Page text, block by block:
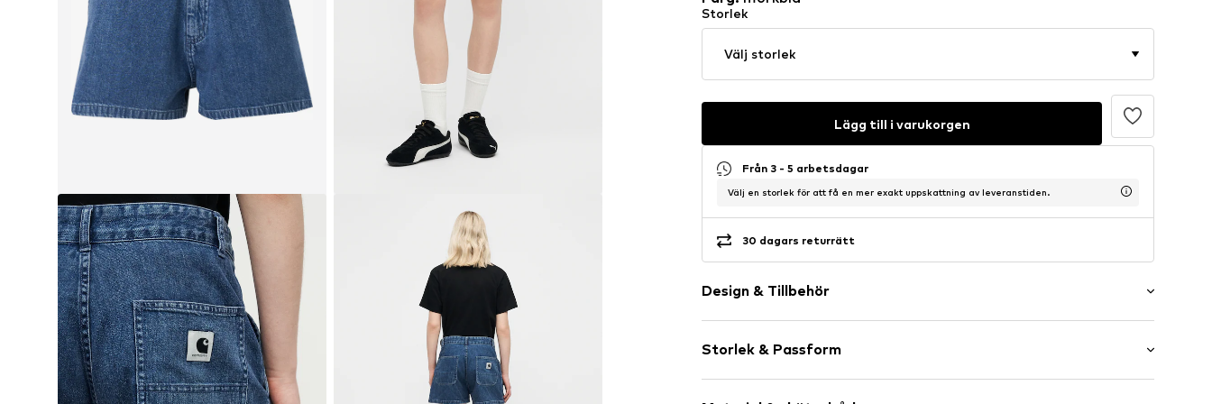
Storlek
Välj storlek
Lägg till i varukorgen
Från 3 - 5 arbetsdagar
Välj en storlek för att få en mer exakt uppskattning av leveranstiden.
30 dagars returrätt
Design & Tillbehör
Jeans
Heavy washed
Zip Fly
Storlek & Passform